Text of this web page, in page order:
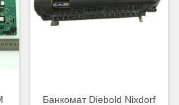
Банкомат Diebold Nixdorf